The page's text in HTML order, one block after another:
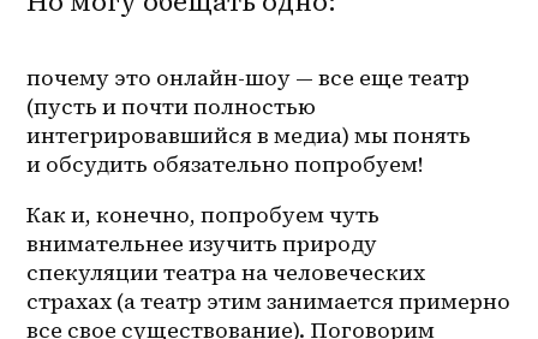
почему это онлайн-шоу — все еще театр
(пусть и почти полностью
интегрировавшийся в медиа) мы понять
и обсудить обязательно попробуем!
Как и, конечно, попробуем чуть
внимательнее изучить природу
спекуляции театра на человеческих
страхах (а театр этим занимается примерно
все свое существование). Поговорим